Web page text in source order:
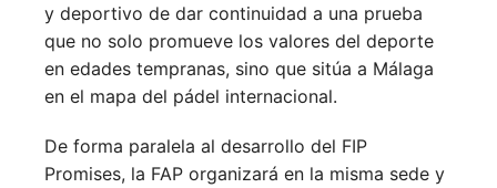
y deportivo de dar continuidad a una prueba
que no solo promueve los valores del deporte
en edades tempranas, sino que sitúa a Málaga
en el mapa del pádel internacional.
De forma paralela al desarrollo del FIP
Promises, la FAP organizará en la misma sede y